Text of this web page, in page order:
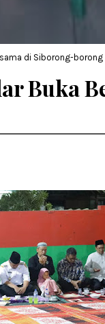
di Siborong-borong
Buka